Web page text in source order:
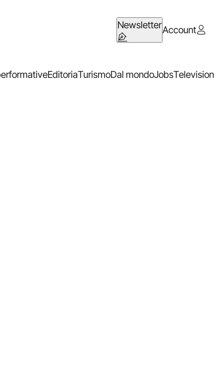
NewsletterAccount
EditoriaTurismoDal mondoJobsTelevision